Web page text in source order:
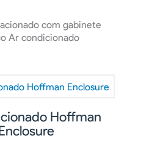
com gabinete
Ar condicionado
Hoffman